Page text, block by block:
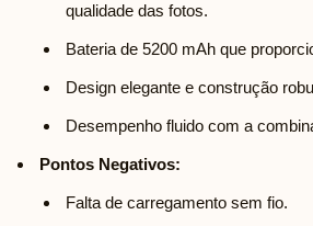
qualidade das fotos.
Bateria de 5200 mAh que
Design elegante e construção
Desempenho fluido com a
Pontos Negativos:
Falta de carregamento sem fio.